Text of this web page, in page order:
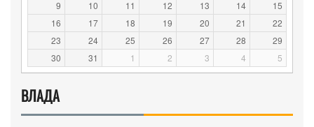
9
10 11 12 13 14
15
16
17 18 19 20 21
22
23
24 25 26 27 28
29
30
31 1 2 3 4 5
ВЛАДА